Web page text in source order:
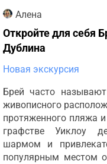
Алена
Откройте для себя
Дублина
Новая экскурсия
Брей часто
живописного
протяженного пляжа
графстве Уиклоу
шармом и
популярным местом